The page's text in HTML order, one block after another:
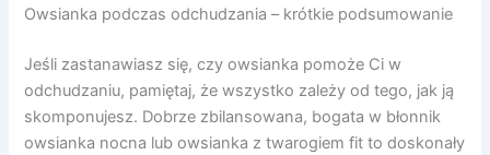
Owsianka podczas odchudzania – krótkie podsumowanie
Jeśli zastanawiasz się, czy owsianka pomoże Ci w
odchudzaniu, pamiętaj, że wszystko zależy od tego, jak ją
skomponujesz. Dobrze zbilansowana, bogata w błonnik
owsianka nocna lub owsianka z twarogiem fit to doskonały